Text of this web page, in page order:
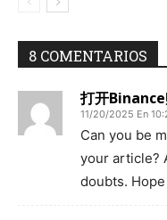
8 COMENTARIOS
打开
11/20/2025 En
Can you be
your article?
doubts.